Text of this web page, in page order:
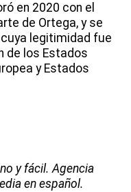
en 2020 con el
de Ortega, y se
legitimidad fue
de los Estados
y Estados
y fácil. Agencia
en español.